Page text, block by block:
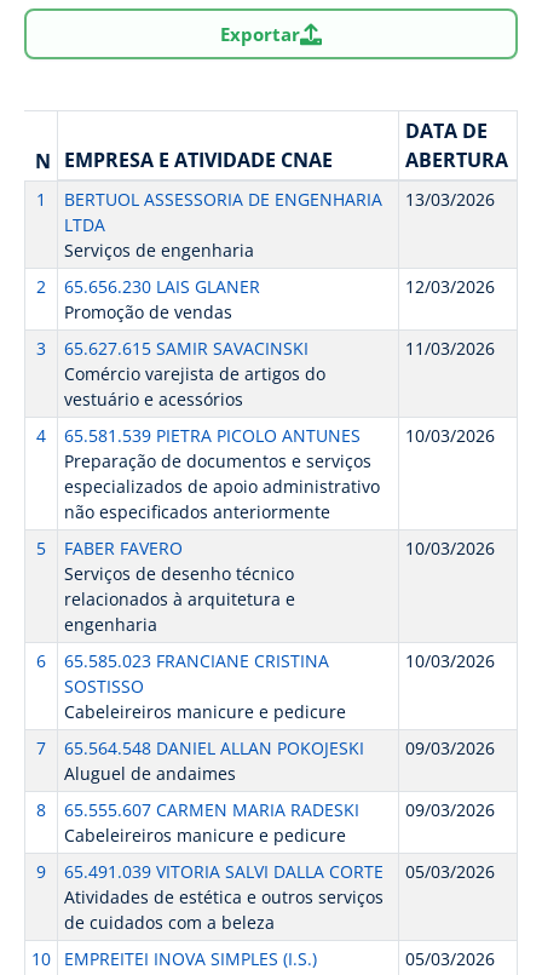
Exportar
N EMPRESA E ATIVIDADE CNAE
DATA DE
ABERTURA
1
BERTUOL ASSESSORIA DE ENGENHARIA
LTDA
Serviços de engenharia
13/03/2026
2
65.656.230 LAIS GLANER
Promoção de vendas
12/03/2026
3
65.627.615 SAMIR SAVACINSKI
Comércio varejista de artigos do
vestuário e acessórios
11/03/2026
4
65.581.539 PIETRA PICOLO ANTUNES
Preparação de documentos e serviços
especializados de apoio administrativo
não especificados anteriormente
10/03/2026
5
FABER FAVERO
Serviços de desenho técnico
relacionados à arquitetura e
engenharia
10/03/2026
6
65.585.023 FRANCIANE CRISTINA
SOSTISSO
Cabeleireiros manicure e pedicure
10/03/2026
7
65.564.548 DANIEL ALLAN POKOJESKI
Aluguel de andaimes
09/03/2026
8
65.555.607 CARMEN MARIA RADESKI
Cabeleireiros manicure e pedicure
09/03/2026
9
65.491.039 VITORIA SALVI DALLA CORTE
Atividades de estética e outros serviços
de cuidados com a beleza
05/03/2026
10
EMPREITEI INOVA SIMPLES (I.S.)
05/03/2026